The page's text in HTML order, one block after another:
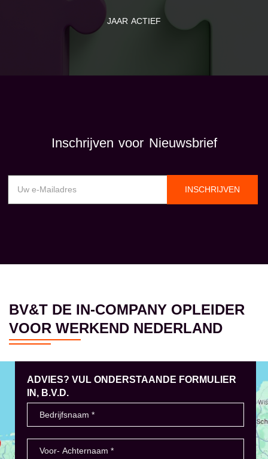
JAAR ACTIEF
Inschrijven voor Nieuwsbrief
INSCHRIJVEN
BV&T DE IN-COMPANY OPLEIDER
VOOR WERKEND NEDERLAND
ADVIES? VUL ONDERSTAANDE FORMULIER
IN, B.V.D.